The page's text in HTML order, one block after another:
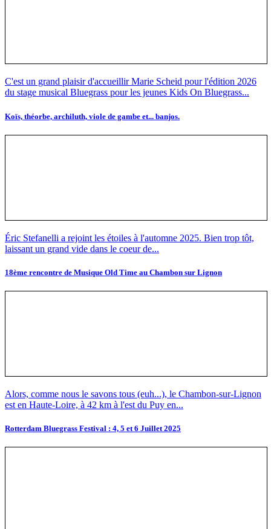
C'est un grand plaisir d'accueillir Marie Scheid pour l'édition 2026
du stage musical Bluegrass pour les jeunes Kids On Bluegrass...
Koïs, théorbe, archiluth, viole de gambe et... banjos.
Éric Stefanelli a rejoint les étoiles à l'automne 2025. Bien trop tôt,
laissant un grand vide dans le coeur de...
18ème rencontre de Musique Old Time au Chambon sur Lignon
Alors, comme nous le savons tous (euh...), le Chambon-sur-Lignon
est en Haute-Loire, à 42 km à l'est du Puy en...
Rotterdam Bluegrass Festival : 4, 5 et 6 Juillet 2025